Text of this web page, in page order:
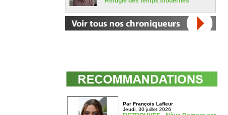
Par François Lafleur
Jeudi, 30 juillet 2026